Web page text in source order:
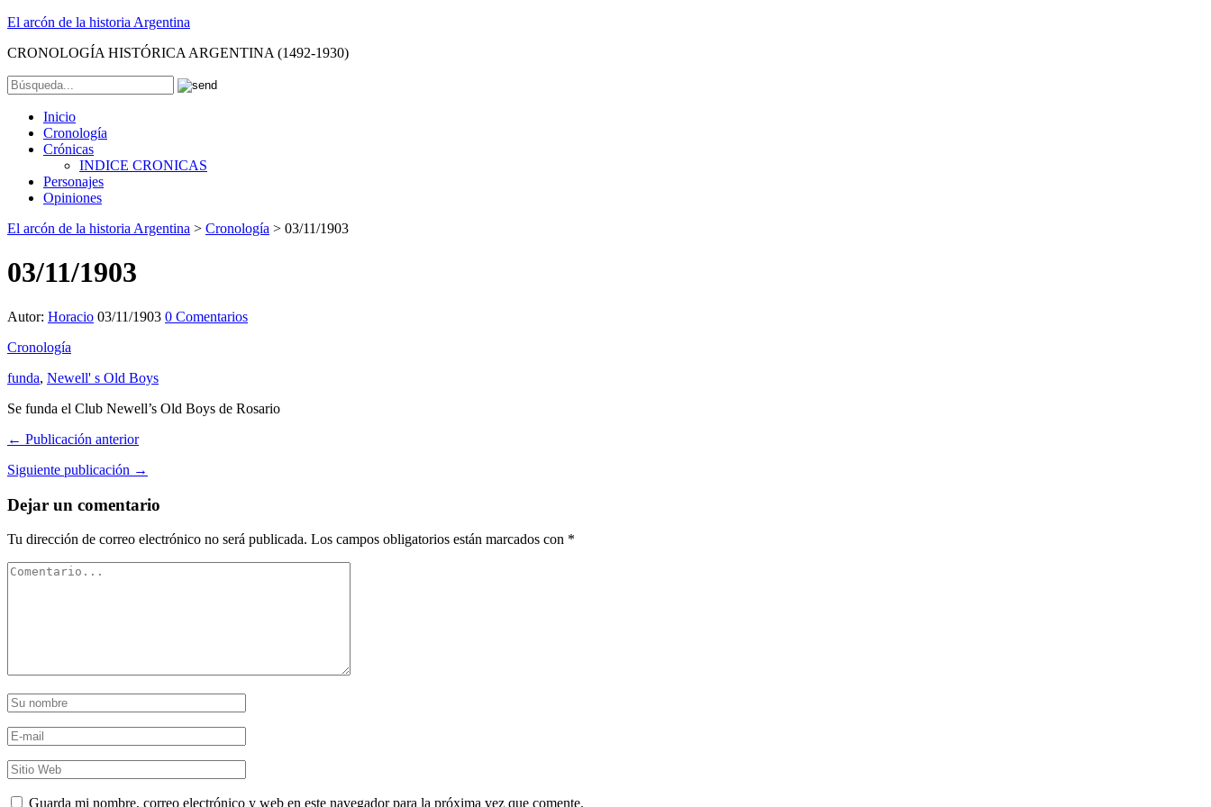
El arcón de la historia Argentina
CRONOLOGÍA HISTÓRICA ARGENTINA (1492-1930)
Inicio
Cronología
Crónicas
INDICE CRONICAS
Personajes
Opiniones
El arcón de la historia Argentina > Cronología > 03/11/1903
03/11/1903
Autor: Horacio 03/11/1903 0 Comentarios
Cronología
funda, Newell' s Old Boys
Se funda el Club Newell’s Old Boys de Rosario
← Publicación anterior
Siguiente publicación →
Dejar un comentario
Tu dirección de correo electrónico no será publicada. Los campos obligatorios están marcados con *
Guarda mi nombre, correo electrónico y web en este navegador para la próxima vez que comente.